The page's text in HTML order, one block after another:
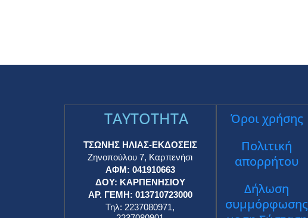
TAYTOTHTA
ΤΣΩΝΗΣ ΗΛΙΑΣ-ΕΚΔΟΣΕΙΣ
Ζηνοπούλου 7, Καρπενήσι
ΑΦΜ: 041910663
ΔΟΥ: ΚΑΡΠΕΝΗΣΙΟΥ
ΑΡ. ΓΕΜΗ: 013710723000
Τηλ: 2237080971,
Όροι χρήσης
Πολιτική
απορρήτου
Δήλωση
συμμόρφωσης